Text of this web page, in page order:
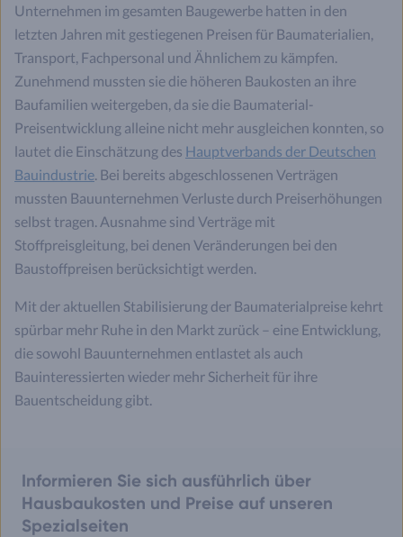
Unternehmen im gesamten Baugewerbe hatten in den
letzten Jahren mit gestiegenen Preisen für Baumaterialien,
Transport, Fachpersonal und Ähnlichem zu kämpfen.
Zunehmend mussten sie die höheren Baukosten an ihre
Baufamilien weitergeben, da sie die Baumaterial-
Preisentwicklung alleine nicht mehr ausgleichen konnten, so
lautet die Einschätzung des Hauptverbands der Deutschen
Bauindustrie. Bei bereits abgeschlossenen Verträgen
mussten Bauunternehmen Verluste durch Preiserhöhungen
selbst tragen. Ausnahme sind Verträge mit
Stoffpreisgleitung, bei denen Veränderungen bei den
Baustoffpreisen berücksichtigt werden.
Mit der aktuellen Stabilisierung der Baumaterialpreise kehrt
spürbar mehr Ruhe in den Markt zurück – eine Entwicklung,
die sowohl Bauunternehmen entlastet als auch
Bauinteressierten wieder mehr Sicherheit für ihre
Bauentscheidung gibt.
Informieren Sie sich ausführlich über
Hausbaukosten und Preise auf unseren
Spezialseiten